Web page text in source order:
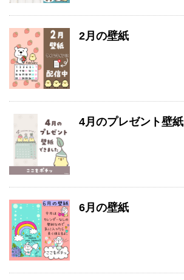
2月の壁紙
4月のプレゼント壁紙
6月の壁紙